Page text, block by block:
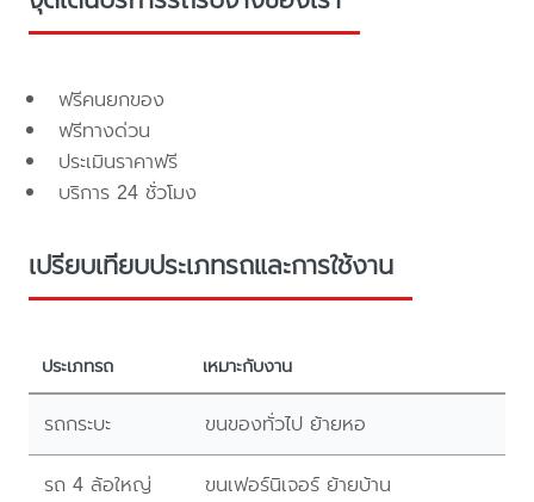
ฟรีคนยกของ
ฟรีทางด่วน
ประเมินราคาฟรี
บริการ 24 ชั่วโมง
เปรียบเทียบประเภทรถและการใช้งาน
ประเภทรถ เหมาะกับงาน
รถกระบะ ขนของทั่วไป ย้ายหอ
รถ 4 ล้อใหญ่ ขนเฟอร์นิเจอร์ ย้ายบ้าน